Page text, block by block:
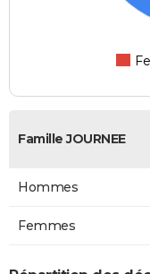
Famille JOURNEE
Hommes
Femmes